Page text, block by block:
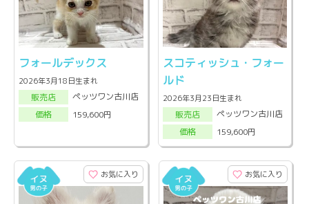
フォールデックス
2026年3月18日生まれ
販売店
ペッツワン古川店
価格
159,600円
スコティッシュ・フォー
ルド
2026年3月23日生まれ
販売店
ペッツワン古川店
価格
159,600円
お気に入り お気に入り